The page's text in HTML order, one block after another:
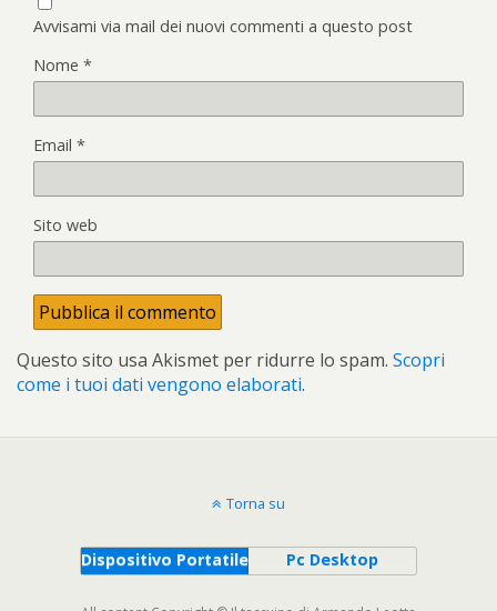
Avvisami via mail dei nuovi commenti a questo post
Nome *
Email *
Sito web
Questo sito usa Akismet per ridurre lo spam. Scopri
come i tuoi dati vengono elaborati.
Torna su
Dispositivo Portatile Pc Desktop